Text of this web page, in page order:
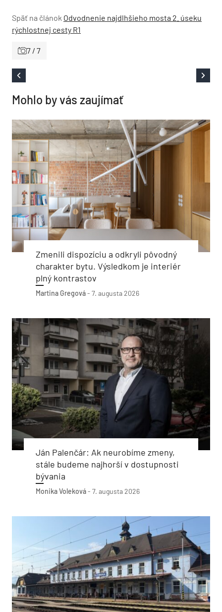
Späť na článok Odvodnenie najdlhšieho mosta 2. úseku
rýchlostnej cesty R1
7 / 7
Mohlo by vás zaujímať
Zmenili dispozíciu a odkryli pôvodný
charakter bytu. Výsledkom je interiér
plný kontrastov
Martina Gregová- 7. augusta 2026
Ján Palenčár: Ak neurobíme zmeny,
stále budeme najhorší v dostupnosti
bývania
Monika Voleková- 7. augusta 2026